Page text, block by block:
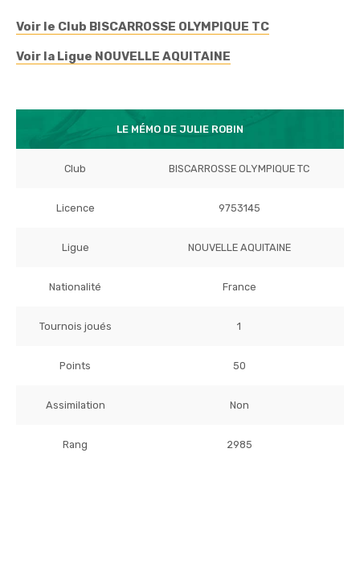
Voir le Club BISCARROSSE OLYMPIQUE TC
Voir la Ligue NOUVELLE AQUITAINE
LE MÉMO DE JULIE ROBIN
Club BISCARROSSE OLYMPIQUE TC
Licence 9753145
Ligue NOUVELLE AQUITAINE
Nationalité France
Tournois joués 1
Points 50
Assimilation Non
Rang 2985